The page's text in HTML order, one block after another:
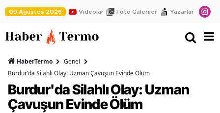
09 Ağustos 2026 Videolar Foto Galeriler Yazarlar
HaberTermo
Genel
Burdur'da Silahlı Olay: Uzman Çavuşun Evinde Ölüm
Burdur'da Silahlı Olay: Uzman
Çavuşun Evinde Ölüm